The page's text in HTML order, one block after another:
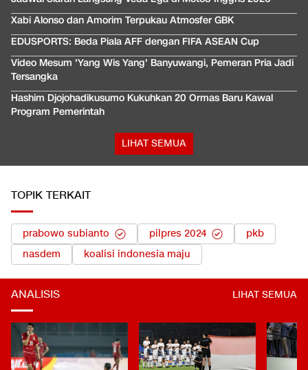
Xabi Alonso dan Amorim Terpukau Atmosfer GBK
EDUSPORTS: Beda Piala AFF dengan FIFA ASEAN Cup
Video Mesum 'Yang Wis Yang' Banyuwangi, Pemeran Pria Jadi
Tersangka
Hashim Djojohadikusumo Kukuhkan 20 Ormas Baru Kawal
Program Pemerintah
LIHAT SEMUA
TOPIK TERKAIT
prabowo subianto pilpres 2024
pkb
nasdem
koalisi indonesia maju
ANALISIS LIHAT SEMUA